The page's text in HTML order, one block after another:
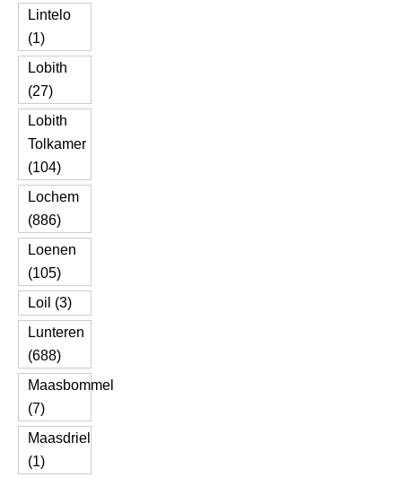
Lintelo
(1)
Lobith
(27)
Lobith
Tolkamer
(104)
Lochem
(886)
Loenen
(105)
Loil (3)
Lunteren
(688)
Maasbommel
(7)
Maasdriel
(1)